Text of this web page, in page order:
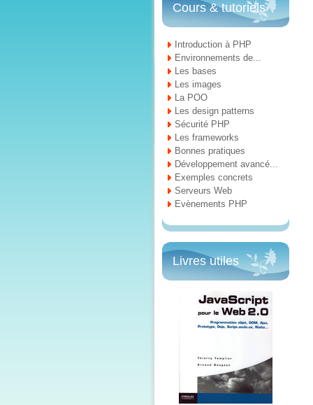
Cours & tutoriels
Introduction à PHP
Environnements de...
Les bases
Les images
La POO
Les design patterns
Sécurité PHP
Les frameworks
Bonnes pratiques
Développement avancé...
Exemples concrets
Serveurs Web
Evènements PHP
Livres utiles